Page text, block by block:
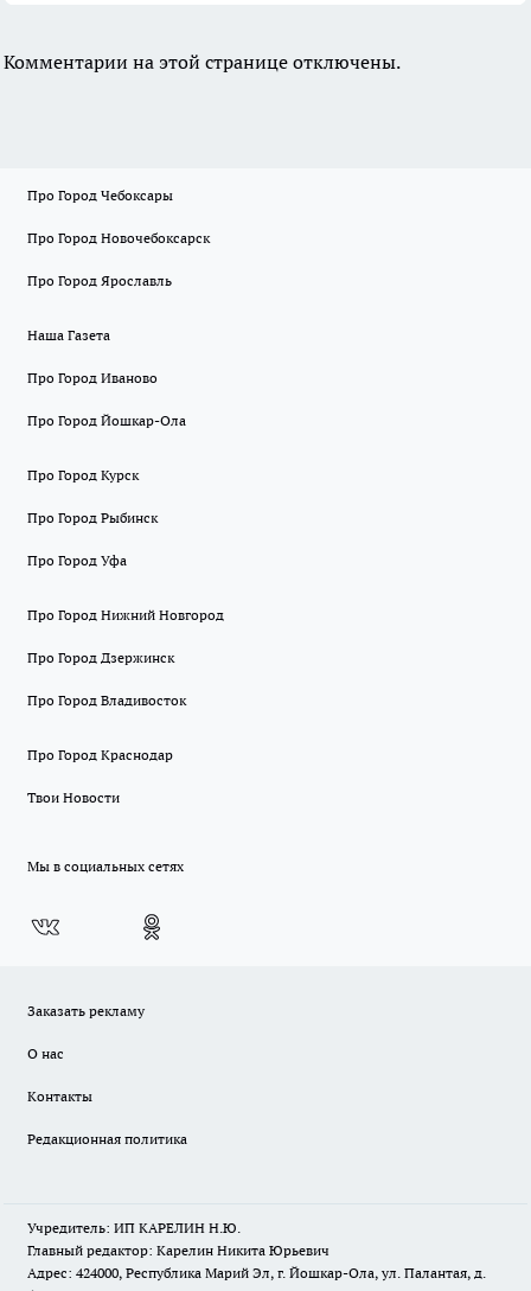
Комментарии на этой странице отключены.
Про Город Чебоксары
Про Город Новочебоксарск
Про Город Ярославль
Наша Газета
Про Город Иваново
Про Город Йошкар-Ола
Про Город Курск
Про Город Рыбинск
Про Город Уфа
Про Город Нижний Новгород
Про Город Дзержинск
Про Город Владивосток
Про Город Краснодар
Твои Новости
Мы в социальных сетях
Заказать рекламу
О нас
Контакты
Редакционная политика
Учредитель: ИП КАРЕЛИН Н.Ю.
Главный редактор: Карелин Никита Юрьевич
Адрес: 424000, Республика Марий Эл, г. Йошкар-Ола, ул. Палантая, д.